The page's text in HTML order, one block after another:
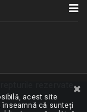
acest site
înseamnă că sunteți